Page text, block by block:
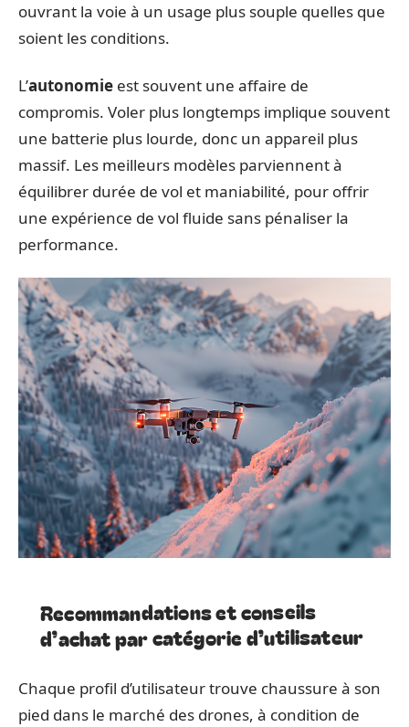
ouvrant la voie à un usage plus souple quelles que
soient les conditions.
L’autonomie est souvent une affaire de
compromis. Voler plus longtemps implique souvent
une batterie plus lourde, donc un appareil plus
massif. Les meilleurs modèles parviennent à
équilibrer durée de vol et maniabilité, pour offrir
une expérience de vol fluide sans pénaliser la
performance.
Recommandations et conseils
d’achat par catégorie d’utilisateur
Chaque profil d’utilisateur trouve chaussure à son
pied dans le marché des drones, à condition de